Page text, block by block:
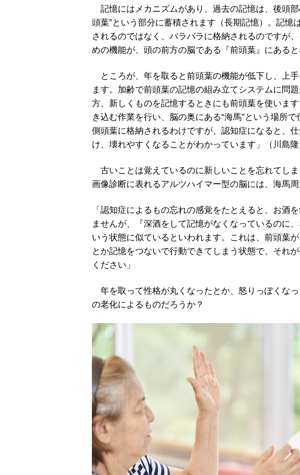
記憶にはメカニズムがあり、過去の記憶は、後頭
頭葉” という部分に蓄積されます（長期記憶）。記憶
されるのではなく、バラバラに格納されるのですが
めの機能が、頭の前方の脳である『前頭葉』にあると
ところが、年を取ると前頭葉の機能が低下し、上
ます。加齢で前頭葉の記憶の組み立てシステムに問
方、新しくものを記憶するときにも前頭葉を使いま
き込む作業を行い、脳の奥にある“海馬” という場所で
側頭葉に格納されるわけですが、認知症になると、
け、壊れやすくなることがわかっています」（川島隆
古いことは覚えているのに新しいことを忘れてしま
画像診断に表れるアルツハイマー型の脳には、海馬
「認知症によるもの忘れの感覚をたとえると、お酒
ませんが、『深酒をして記憶がなくなっているのに
いう状態に似ているといわれます。これは、前頭葉
とか記憶をつないで行動できてしまう状態で、それ
ください」
年を取って性格が丸くなったとか、怒りっぽくな
の老化によるものだろうか？